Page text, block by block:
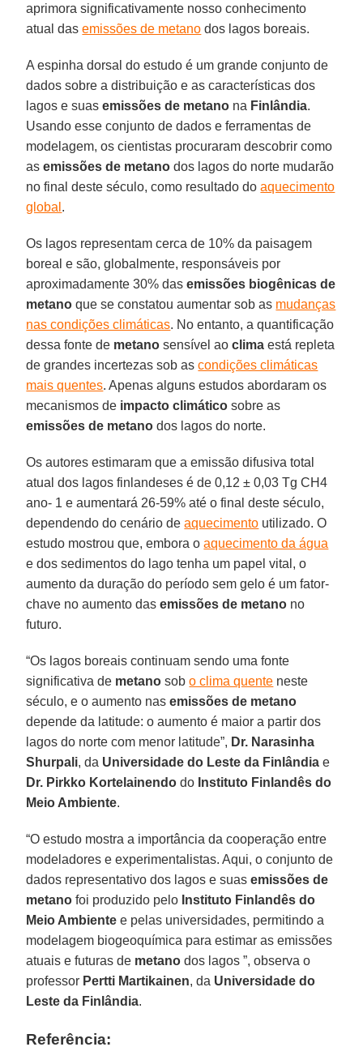
aprimora significativamente nosso conhecimento
atual dasemissões de metano dos lagos boreais.
A espinha dorsal do estudo é um grande conjunto de
dados sobre a distribuição e as características dos
lagos e suasemissões de metano na Finlândia.
Usando esse conjunto de dados e ferramentas de
modelagem, os cientistas procuraram descobrir como
asemissões de metano dos lagos do norte mudarão
no final deste século, como resultado doaquecimento
global .
Os lagos representam cerca de 10% da paisagem
boreal e são, globalmente, responsáveis por
aproximadamente 30% dasemissões biogênicas de
metano que se constatou aumentar sob as mudanças
nas condições climáticas. No entanto, a quantificação
dessa fonte de metano sensível aoclima está repleta
de grandes incertezas sob ascondições climáticas
mais quentes. Apenas alguns estudos abordaram os
mecanismos de impacto climático sobre as
emissões de metano dos lagos do norte.
Os autores estimaram que a emissão difusiva total
atual dos lagos finlandeses é de 0,12 ± 0,03 Tg CH4
ano- 1 e aumentará 26-59% até o final deste século,
dependendo do cenário deaquecimento utilizado. O
estudo mostrou que, embora oaquecimento da água
e dos sedimentos do lago tenha um papel vital, o
aumento da duração do período sem gelo é um fator-
chave no aumento dasemissões de metano no
futuro.
“Os lagos boreais continuam sendo uma fonte
significativa de metano sobo clima quente neste
século, e o aumento nasemissões de metano
depende da latitude: o aumento é maior a partir dos
lagos do norte com menor latitude”, Dr. Narasinha
Shurpali, da Universidade do Leste da Finlândia e
Dr. Pirkko Kortelainendo do Instituto Finlandês do
Meio Ambiente.
“O estudo mostra a importância da cooperação entre
modeladores e experimentalistas. Aqui, o conjunto de
dados representativo dos lagos e suasemissões de
metano foi produzido pelo Instituto Finlandês do
Meio Ambiente e pelas universidades, permitindo a
modelagem biogeoquímica para estimar as emissões
atuais e futuras de metano dos lagos ”, observa o
professor Pertti Martikainen, da Universidade do
Leste da Finlândia.
Referência: